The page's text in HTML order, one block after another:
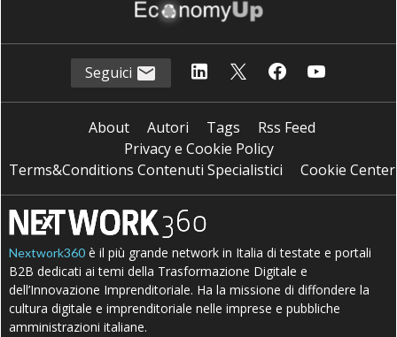
Seguici
About Autori Tags
Rss Feed
Privacy e Cookie Policy
Terms&Conditions Contenuti Specialistici
Cookie Center
Nextwork360 è il più grande network in Italia di testate e portali
B2B dedicati ai temi della Trasformazione Digitale e
dell’Innovazione Imprenditoriale. Ha la missione di diffondere la
cultura digitale e imprenditoriale nelle imprese e pubbliche
amministrazioni italiane.